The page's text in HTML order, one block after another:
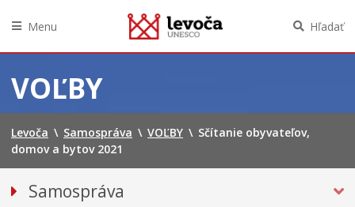
na
obsah
Menu Hľadať
VOĽBY
Levoča \ Samospráva \ VOĽBY \ Sčítanie obyvateľov,
domov a bytov 2021
Samospráva